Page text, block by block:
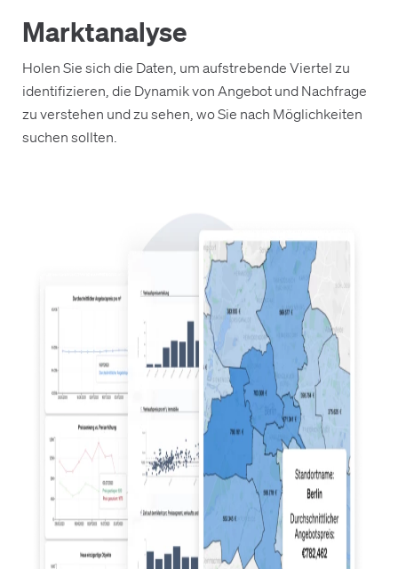
Marktanalyse
Holen Sie sich die Daten, um aufstrebende Viertel zu
identifizieren, die Dynamik von Angebot und Nachfrage
zu verstehen und zu sehen, wo Sie nach Möglichkeiten
suchen sollten.